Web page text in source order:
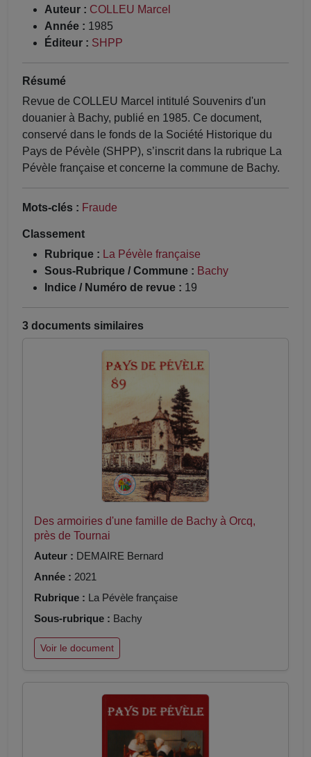
Auteur : COLLEU Marcel
Année : 1985
Éditeur : SHPP
Résumé
Revue de COLLEU Marcel intitulé Souvenirs d'un
douanier à Bachy, publié en 1985. Ce document,
conservé dans le fonds de la Société Historique du
Pays de Pévèle (SHPP), s’inscrit dans la rubrique La
Pévèle française et concerne la commune de Bachy.
Mots-clés : Fraude
Classement
Rubrique : La Pévèle française
Sous-Rubrique / Commune : Bachy
Indice / Numéro de revue : 19
3 documents similaires
Des armoiries d'une famille de Bachy à Orcq,
près de Tournai
Auteur : DEMAIRE Bernard
Année : 2021
Rubrique : La Pévèle française
Sous-rubrique : Bachy
Voir le document